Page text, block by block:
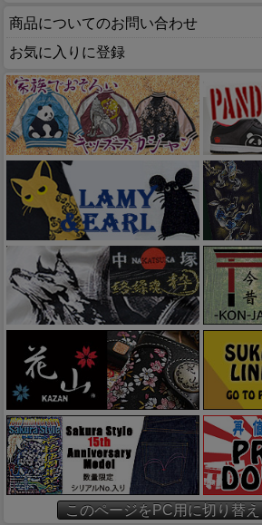
商品についてのお問い合わせ
お気に入りに登録
このページをPC用に切り替え